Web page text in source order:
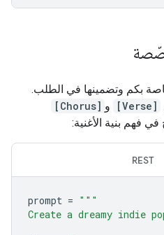
بكم وتضمينها في الطلب.
[Verse] و [Chorus]
فهم بنية الأغنية:
REST
prompt = """
Create a dreamy indie